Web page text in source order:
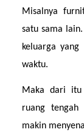
Misalnya
satu sama
keluarga
waktu.
Maka dari itu
ruang
makin